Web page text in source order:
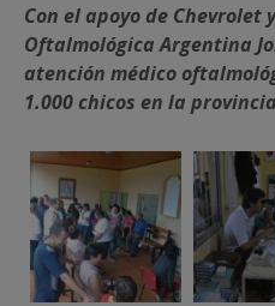
Con el apoyo de Chevrolet
Oftalmológica Argentina
atención médico
1.000 chicos en la